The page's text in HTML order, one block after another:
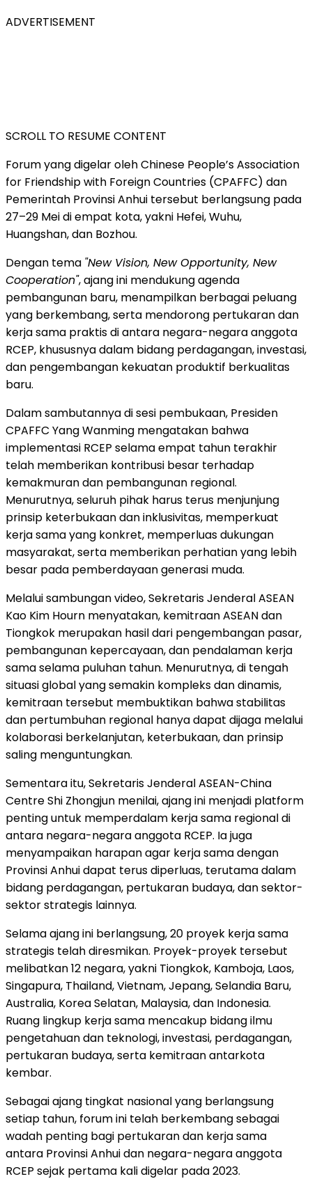
ADVERTISEMENT
SCROLL TO RESUME CONTENT
Forum yang digelar oleh Chinese People’s Association
for Friendship with Foreign Countries (CPAFFC) dan
Pemerintah Provinsi Anhui tersebut berlangsung pada
27–29 Mei di empat kota, yakni Hefei, Wuhu,
Huangshan, dan Bozhou.
Dengan tema "New Vision, New Opportunity, New
Cooperation", ajang ini mendukung agenda
pembangunan baru, menampilkan berbagai peluang
yang berkembang, serta mendorong pertukaran dan
kerja sama praktis di antara negara-negara anggota
RCEP, khususnya dalam bidang perdagangan, investasi,
dan pengembangan kekuatan produktif berkualitas
baru.
Dalam sambutannya di sesi pembukaan, Presiden
CPAFFC Yang Wanming mengatakan bahwa
implementasi RCEP selama empat tahun terakhir
telah memberikan kontribusi besar terhadap
kemakmuran dan pembangunan regional.
Menurutnya, seluruh pihak harus terus menjunjung
prinsip keterbukaan dan inklusivitas, memperkuat
kerja sama yang konkret, memperluas dukungan
masyarakat, serta memberikan perhatian yang lebih
besar pada pemberdayaan generasi muda.
Melalui sambungan video, Sekretaris Jenderal ASEAN
Kao Kim Hourn menyatakan, kemitraan ASEAN dan
Tiongkok merupakan hasil dari pengembangan pasar,
pembangunan kepercayaan, dan pendalaman kerja
sama selama puluhan tahun. Menurutnya, di tengah
situasi global yang semakin kompleks dan dinamis,
kemitraan tersebut membuktikan bahwa stabilitas
dan pertumbuhan regional hanya dapat dijaga melalui
kolaborasi berkelanjutan, keterbukaan, dan prinsip
saling menguntungkan.
Sementara itu, Sekretaris Jenderal ASEAN-China
Centre Shi Zhongjun menilai, ajang ini menjadi platform
penting untuk memperdalam kerja sama regional di
antara negara-negara anggota RCEP. Ia juga
menyampaikan harapan agar kerja sama dengan
Provinsi Anhui dapat terus diperluas, terutama dalam
bidang perdagangan, pertukaran budaya, dan sektor-
sektor strategis lainnya.
Selama ajang ini berlangsung, 20 proyek kerja sama
strategis telah diresmikan. Proyek-proyek tersebut
melibatkan 12 negara, yakni Tiongkok, Kamboja, Laos,
Singapura, Thailand, Vietnam, Jepang, Selandia Baru,
Australia, Korea Selatan, Malaysia, dan Indonesia.
Ruang lingkup kerja sama mencakup bidang ilmu
pengetahuan dan teknologi, investasi, perdagangan,
pertukaran budaya, serta kemitraan antarkota
kembar.
Sebagai ajang tingkat nasional yang berlangsung
setiap tahun, forum ini telah berkembang sebagai
wadah penting bagi pertukaran dan kerja sama
antara Provinsi Anhui dan negara-negara anggota
RCEP sejak pertama kali digelar pada 2023.